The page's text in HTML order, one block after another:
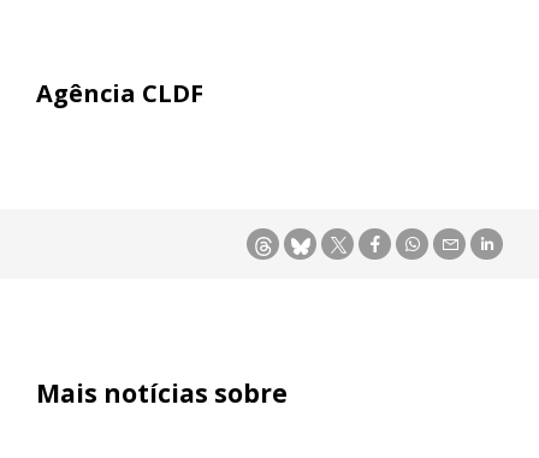
Agência CLDF
Mais notícias sobre